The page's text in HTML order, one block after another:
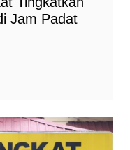
Jam Padat